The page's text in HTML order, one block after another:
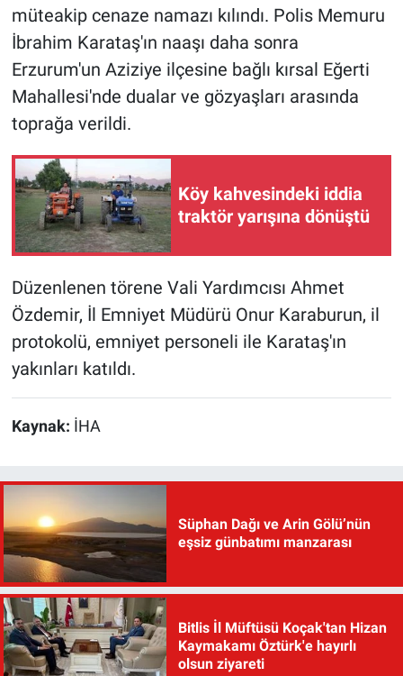
müteakip cenaze namazı kılındı. Polis Memuru
İbrahim Karataş'ın naaşı daha sonra
Erzurum'un Aziziye ilçesine bağlı kırsal Eğerti
Mahallesi'nde dualar ve gözyaşları arasında
toprağa verildi.
Köy kahvesindeki iddia
traktör yarışına dönüştü
Düzenlenen törene Vali Yardımcısı Ahmet
Özdemir, İl Emniyet Müdürü Onur Karaburun, il
protokolü, emniyet personeli ile Karataş'ın
yakınları katıldı.
Kaynak: İHA
Süphan Dağı ve Arin Gölü’nün
eşsiz günbatımı manzarası
Bitlis İl Müftüsü Koçak'tan Hizan
Kaymakamı Öztürk'e hayırlı
olsun ziyareti